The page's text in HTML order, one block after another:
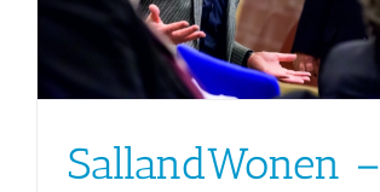
SallandWonen –